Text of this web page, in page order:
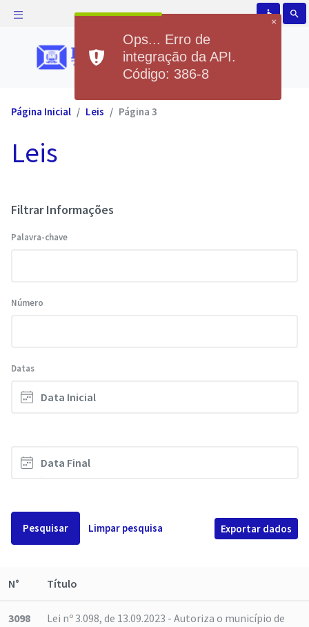
accessible search
Página Inicial Leis Página 3
Leis
Filtrar Informações
Palavra-chave
Número
Datas
Pesquisar Limpar pesquisa Exportar dados
N° Título
3098
Lei nº 3.098, de 13.09.2023 - Autoriza o município de
×
Ops... Erro de
integração da API.
Código: 386-8